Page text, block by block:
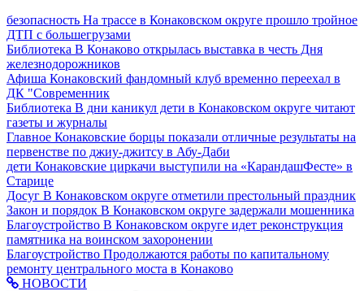
безопасность На трассе в Конаковском округе прошло тройное
ДТП с большегрузами
Библиотека В Конаково открылась выставка в честь Дня
железнодорожников
Афиша Конаковский фандомный клуб временно переехал в
ДК "Современник
Библиотека В дни каникул дети в Конаковском округе читают
газеты и журналы
Главное Конаковские борцы показали отличные результаты на
первенстве по джиу-джитсу в Абу-Даби
дети Конаковские циркачи выступили на «КарандашФесте» в
Старице
Досуг В Конаковском округе отметили престольный праздник
Закон и порядок В Конаковском округе задержали мошенника
Благоустройство В Конаковском округе идет реконструкция
памятника на воинском захоронении
Благоустройство Продолжаются работы по капитальному
ремонту центрального моста в Конаково
НОВОСТИ